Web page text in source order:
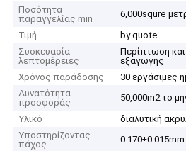
Ποσότητα
παραγγελίας min
6,000squre
Τιμή
by quote
Συσκευασία
λεπτομέρειες
Περίπτωση
εξαγωγής
Χρόνος παράδοσης
30 εργάσιμες
Δυνατότητα
προσφοράς
50,000m2 το
Υλικό
διαλυτική
Υποστηρίζοντας
πάχος
0.170±0.015mm